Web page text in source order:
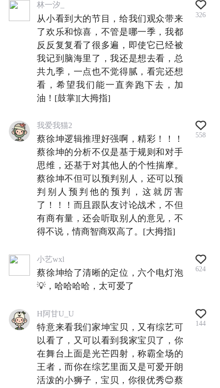
林一汐_
从小看到大的节目，给我们观众带来
了欢乐和惊喜，不管是哪一季，我都
反反复复看了很多遍，即使它已经被
我记到脑海里了，我还是想去看，总
共九季，一点也不觉得腻，看完还想
看，希望我们能一直奔跑下去，加
油！[鼓掌][大拇指]
326
我爱我猫2
蔡徐坤逻辑推理好强啊，精彩！！！
蔡徐坤的分析不仅是基于规则和对手
思维，还基于对其他人的个性揣摩。
蔡徐坤不但可以预判别人，还可以预
判别人预判他的预判，这就厉害
了！！！而且跟队友讨论战术，不但
有商有量，还会听取别人的意见，不
得不说，情商智商双高了。[大拇指]
558
小艺wxl
蔡徐坤给了清晰的定位，六个电灯泡
💡，哈哈哈哈，太可爱了
624
H阿甘U_U
特意来看我们家坤宝贝，又有综艺可
以看了，又可以看到我家宝贝了，你
在舞台上面是光芒四射，称霸全场的
王者，而你在综艺里面又是可爱开朗
活泼的小狮子，宝贝，你很优秀😊蔡
144